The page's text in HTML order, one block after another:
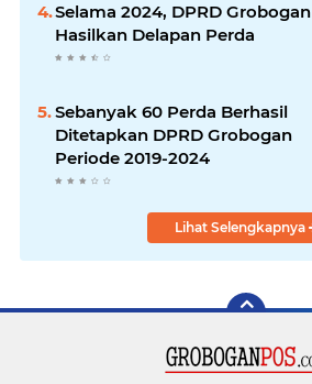
Selama 2024, DPRD Grobogan
Hasilkan Delapan Perda
Sebanyak 60 Perda Berhasil
Ditetapkan DPRD Grobogan
Periode 2019-2024
Lihat Selengkapnya